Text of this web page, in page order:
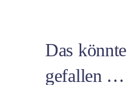
Das
gefallen …